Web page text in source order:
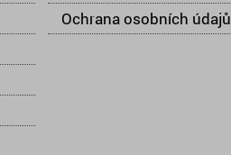
Ochrana osobních údajů